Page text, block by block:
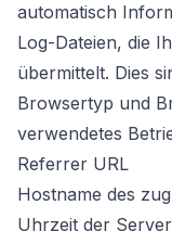
automatisch
Log-Dateien, die
übermittelt. Dies
Browsertyp und
verwendetes
Referrer URL
Hostname des
Uhrzeit der